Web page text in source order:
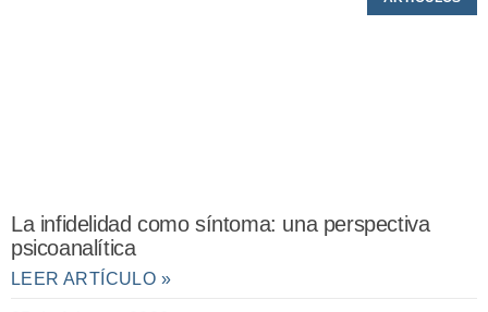
La infidelidad como síntoma: una perspectiva
psicoanalítica
LEER ARTÍCULO »